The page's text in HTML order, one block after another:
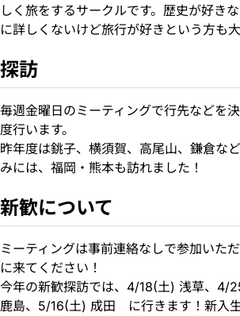
しく旅をするサークルです。歴史が好き
に詳しくないけど旅行が好きという方も
探訪
毎週金曜日のミーティングで行先などを
度行います。
昨年度は銚子、横須賀、高尾山、鎌倉な
みには、福岡・熊本も訪れました！
新歓について
ミーティングは事前連絡なしで参加いた
に来てください！
今年の新歓探訪では、4/18(土) 浅草、4/
鹿島、5/16(土) 成田 に行きます！新入